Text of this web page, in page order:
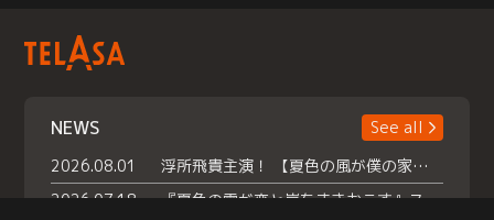
NEWS
See all
2026.08.01
浮所飛貴主演！ 【夏色の風が僕の家にやってきた】 本日よりテラサで独占配信スタート！
2026.07.18
『夏色の雲が恋と嵐をまきおこす』スペシャルメイキング 【Part1】2026年７月18日（土）23時30分～配信スタート！話題のシーンの裏側を大公開！豪華キャスト大集合！ 『武宮家 真夏の家族会議』開催！